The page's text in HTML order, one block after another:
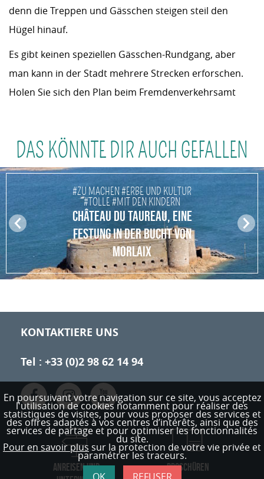
denn die Treppen und Gässchen steigen steil den
Hügel hinauf.
Es gibt keinen speziellen Gässchen-Rundgang, aber
man kann in der Stadt mehrere Strecken erforschen.
Holen Sie sich den Plan beim Fremdenverkehrsamt
DAS KÖNNTE DIR AUCH GEFALLEN
Pr
ev
#ZU MACHEN #ERBE UND KULTUR
#TOLLE #MIT DEN KINDERN
CHÂTEAU DU TAUREAU, EINE
FESTUNG IN DER BUCHT VON
MORLAIX
N
ex
t
KONTAKTIERE UNS
Tel : +33 (0)2 98 62 14 94
ANREISEN UND
BROSCHÜREN
En poursuivant votre navigation sur ce site, vous acceptez
l'utilisation de cookies notamment pour réaliser des
statistiques de visites, pour vous proposer des services et
des offres adaptés à vos centres d’intérêts, ainsi que des
services de partage et pour optimiser les fonctionnalités
du site.
Pour en savoir plus sur la protection de votre vie privée et
paramétrer les traceurs.